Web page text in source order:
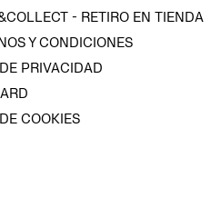
- RETIRO EN TIENDA
Y CONDICIONES
PRIVACIDAD
COOKIES